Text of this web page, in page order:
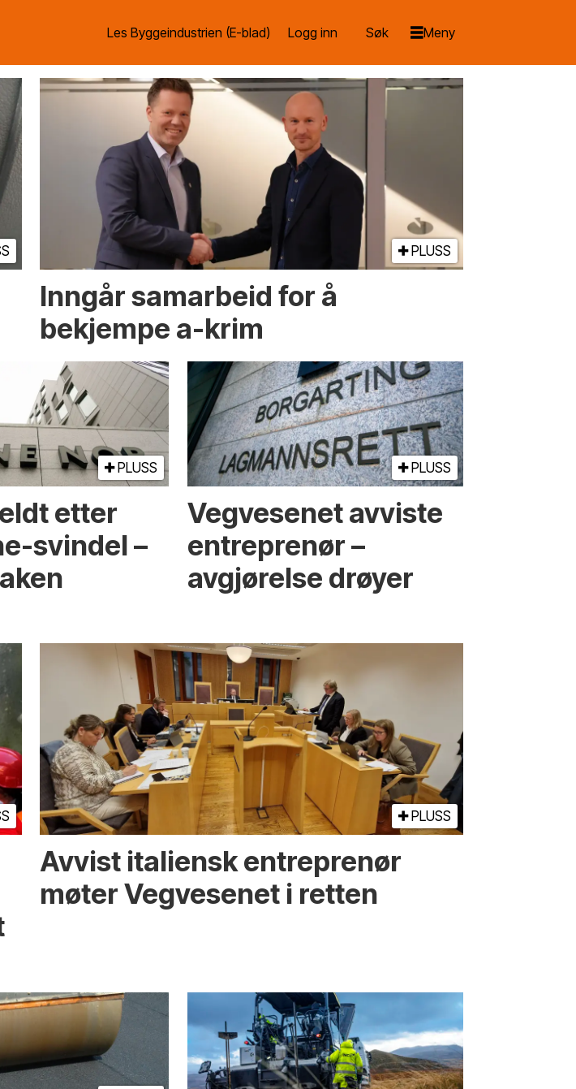
Les Byggeindustrien (E-blad) Logg inn
PLUSS
Inngår samarbeid for å
bekjempe a-krim
PLUSS
etter
svindel –
PLUSS
Vegvesenet avviste
entreprenør –
avgjørelse drøyer
PLUSS
Avvist italiensk entreprenør
møter Vegvesenet i retten